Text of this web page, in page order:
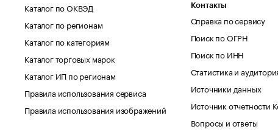
Каталог по ОКВЭД
Каталог по регионам
Каталог по категориям
Каталог торговых марок
Каталог ИП по регионам
Правила использования сервиса
Правила использования изображений
Контакты
Справка по сервису
Поиск по ОГРН
Поиск по ИНН
Статистика и
Источники данных
Источник отчетности
Вопросы и ответы